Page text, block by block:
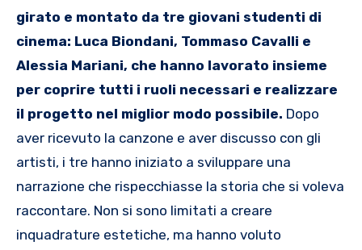
girato e montato da tre giovani studenti di
cinema: Luca Biondani, Tommaso Cavalli e
Alessia Mariani, che hanno lavorato insieme
per coprire tutti i ruoli necessari e realizzare
il progetto nel miglior modo possibile. Dopo
aver ricevuto la canzone e aver discusso con gli
artisti, i tre hanno iniziato a sviluppare una
narrazione che rispecchiasse la storia che si voleva
raccontare. Non si sono limitati a creare
inquadrature estetiche, ma hanno voluto